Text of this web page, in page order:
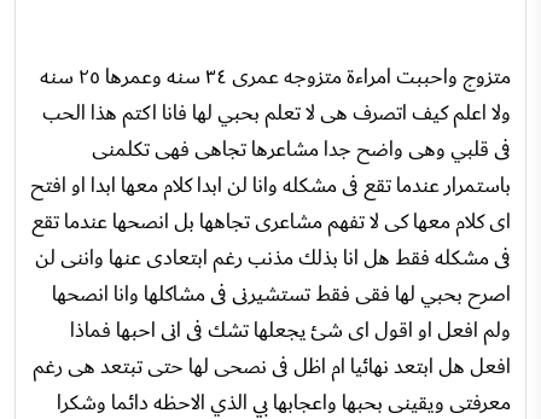
متزوج واحببت امراءة متزوجه عمرى ٣٤ سنه وعمرها ٢٥ سنه
ولا اعلم كيف اتصرف هى لا تعلم بحبي لها فانا اكتم هذا الحب
فى قلبي وهى واضح جدا مشاعرها تجاهى فهى تكلمنى
باستمرار عندما تقع فى مشكله وانا لن ابدا كلام معها ابدا او افتح
اى كلام معها كى لا تفهم مشاعرى تجاهها بل انصحها عندما تقع
فى مشكله فقط هل انا بذلك مذنب رغم ابتعادى عنها واننى لن
اصرح بحبي لها فقى فقط تستشيرنى فى مشاكلها وانا انصحها
ولم افعل او اقول اى شئ يجعلها تشك فى انى احبها فماذا
افعل هل ابتعد نهائيا ام اظل فى نصحى لها حتى تبتعد هى رغم
معرفتى ويقينى بحبها واعجابها بي الذي الاحظه دائما وشكرا